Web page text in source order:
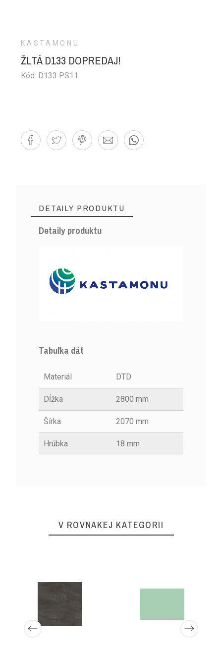
KASTAMONU
ŽLTÁ D133 DOPREDAJ!
Kód: D133 PS11
DETAILY PRODUKTU
Detaily produktu
Tabuľka dát
Materiál DTD
Dĺžka 2800 mm
Šírka 2070 mm
Hrúbka 18 mm
V ROVNAKEJ KATEGÓRII